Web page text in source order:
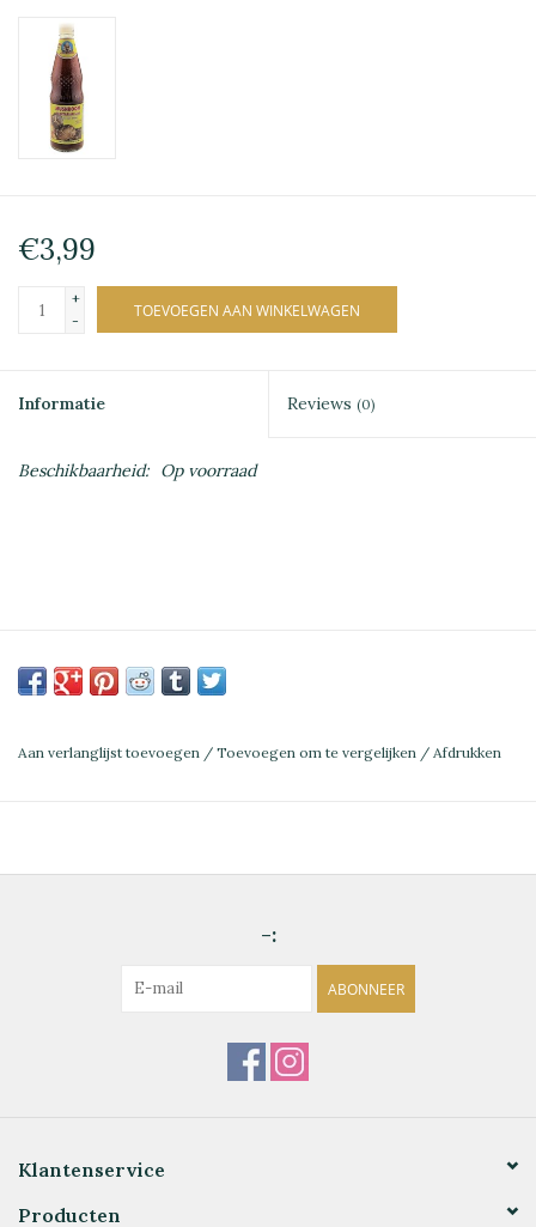
€3,99
+
-
TOEVOEGEN AAN WINKELWAGEN
Informatie Reviews (0)
Beschikbaarheid: Op voorraad
Aan verlanglijst toevoegen / Toevoegen om te vergelijken / Afdrukken
-:
ABONNEER
Klantenservice
Producten